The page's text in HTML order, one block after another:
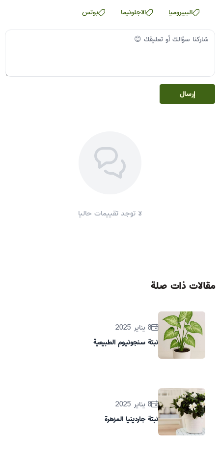
البيبروميا
الاجلونيما بوتس
إرسال
لا توجد تقييمات حاليا
مقالات ذات صلة
8 يناير 2025
نبتة سنجونيوم الطبيعية
8 يناير 2025
نبتة جاردينيا المزهرة